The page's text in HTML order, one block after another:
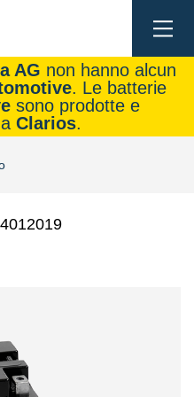
AG non hanno alcun
. Le batterie
sono prodotte e
Clarios.